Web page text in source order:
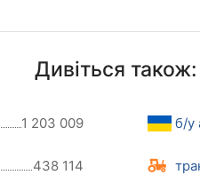
Дивіться також:
1 203 009
438 114
б/у